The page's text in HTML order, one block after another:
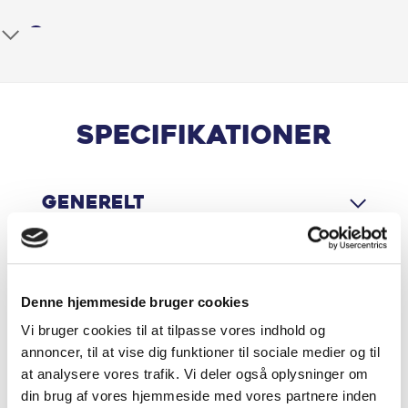
Denne hjemmeside bruger cookies
Vi bruger cookies til at tilpasse vores indhold og
annoncer, til at vise dig funktioner til sociale medier og til
at analysere vores trafik. Vi deler også oplysninger om
din brug af vores hjemmeside med vores partnere inden
Ring eller skriv til os – vi bestræber os på at svare inden
Alarm
Antispin
Armlæn
Aut. nedblændeligt bakspejl
Automatgear
Specifikationer
Generelt
Økonomi